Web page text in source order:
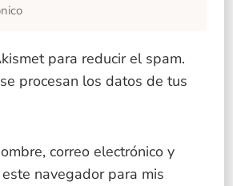
para reducir el spam.
procesan los datos de tus
correo electrónico y
navegador para mis